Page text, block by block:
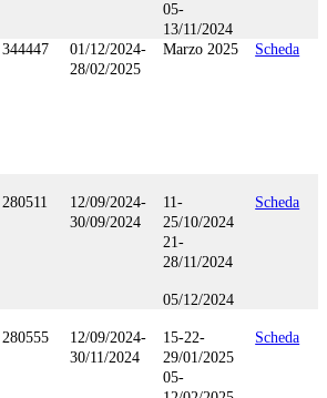
05-
13/11/2024
344447
01/12/2024-
28/02/2025
Marzo 2025 Scheda
280511
12/09/2024-
30/09/2024
11-
25/10/2024
21-
28/11/2024
05/12/2024
Scheda
280555
12/09/2024-
30/11/2024
15-22-
29/01/2025
05-
Scheda